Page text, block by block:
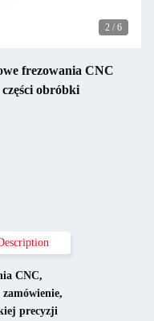
2 / 6
frezowania CNC
obróbki
CNC,
,
precyzji